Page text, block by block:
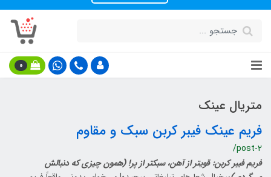
0
متریال عینک
فریم عینک فیبر کربن سبک و مقاوم
/post-2
فریم فیبر کربن: قویتر از آهن، سبکتر از پر! (همون چیزی که دنبالش